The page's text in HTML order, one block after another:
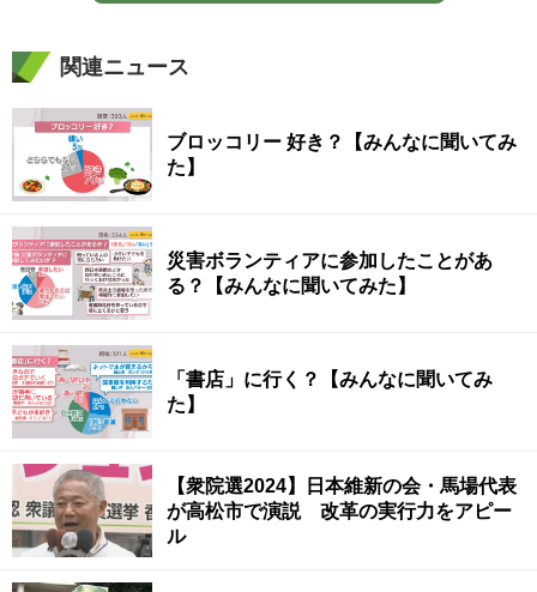
関連ニュース
ブロッコリー 好き？【みんなに聞いてみ
た】
災害ボランティアに参加したことがあ
る？【みんなに聞いてみた】
「書店」に行く？【みんなに聞いてみ
た】
【衆院選2024】日本維新の会・馬場代表
が高松市で演説 改革の実行力をアピー
ル